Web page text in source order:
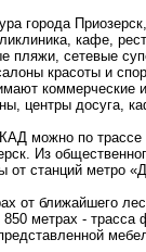
города
кафе,
пляжи, сетевые
красоты и
центры досуга,
можно по
Из
от станций метро
от ближайшего
метрах -